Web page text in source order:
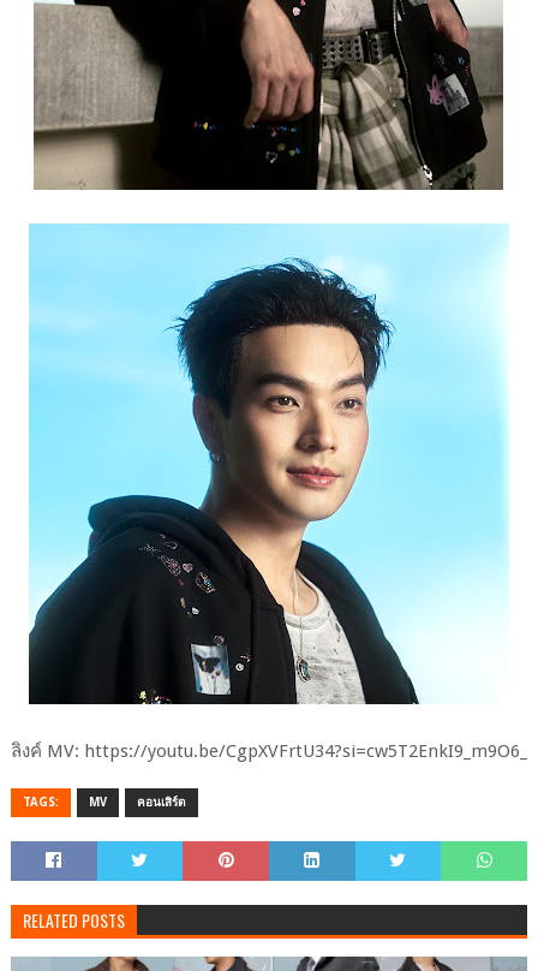
ลิงค์ MV: https://youtu.be/CgpXVFrtU34?si=cw5T2EnkI9_m9O6_
TAGS: MV คอนเสิร์ต
RELATED POSTS